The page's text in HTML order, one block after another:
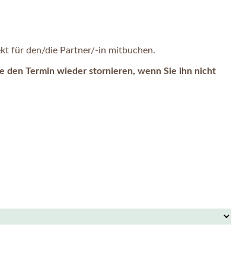
für den/die Partner/-in mitbuchen.
den Termin wieder stornieren, wenn Sie ihn nicht